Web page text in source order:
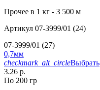
Прочее в 1 кг - 3 500 м
Артикул 07-3999/01 (24)
07-3999/01 (27)
0,7мм
checkmark_alt_circleВыбрать
3.26 р.
По 200 гр